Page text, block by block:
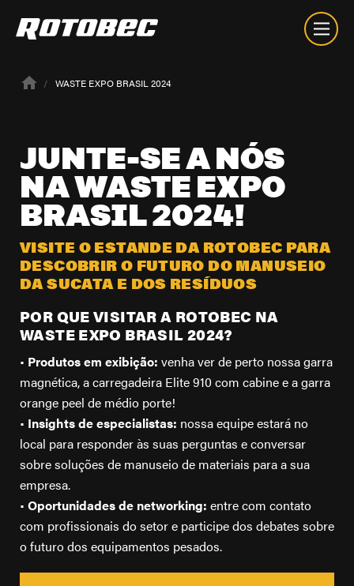
ENCONTRE UM REVENDEDOR PERTO
DE VOCÊ
A nossa empresa
Suporte
Carreiras
Contacte-nos
Loja de Merch
WASTE EXPO BRASIL 2024
JUNTE-SEANÓS
NAWASTEEXPO
BRASIL2024!
VISITE O ESTANDE DA ROTOBEC PARA
DESCOBRIR O FUTURO DO MANUSEIO
DA SUCATA E DOS RESÍDUOS
POR QUE VISITAR A ROTOBEC NA
WASTE EXPO BRASIL 2024?
• Produtos em exibição: venha ver de perto nossa garra
magnética, a carregadeira Elite 910 com cabine e a garra
orange peel de médio porte!
• Insights de especialistas: nossa equipe estará no
local para responder às suas perguntas e conversar
sobre soluções de manuseio de materiais para a sua
empresa.
• Oportunidades de networking: entre com contato
com profissionais do setor e participe dos debates sobre
o futuro dos equipamentos pesados.